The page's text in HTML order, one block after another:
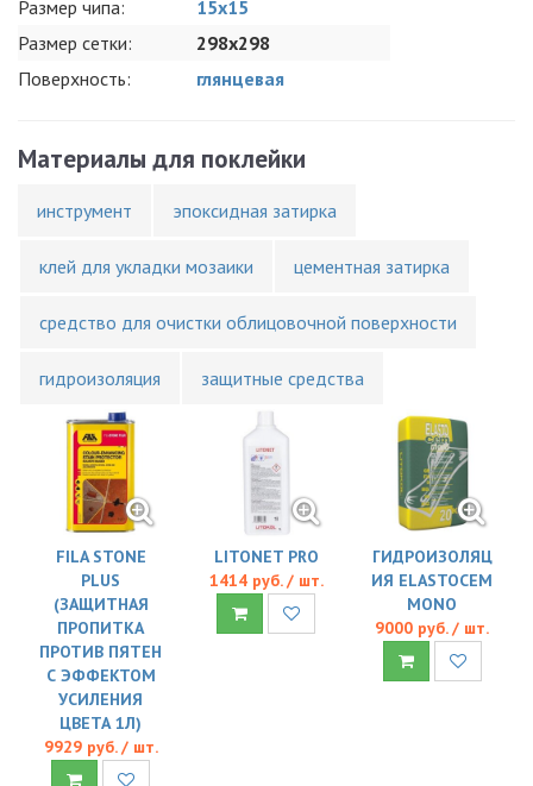
Размер чипа:
15x15
Размер сетки:
298x298
Поверхность:
глянцевая
Материалы для поклейки
инструмент эпоксидная затирка
клей для укладки мозаики цементная затирка
средство для очистки облицовочной поверхности
гидроизоляция защитные средства
FILA STONE
PLUS
(ЗАЩИТНАЯ
ПРОПИТКА
ПРОТИВ ПЯТЕН
С ЭФФЕКТОМ
УСИЛЕНИЯ
ЦВЕТА 1Л)
9929 руб. / шт.
LITONET PRO
1414 руб. / шт.
ГИДРОИЗОЛЯЦ
ИЯ ELASTOCEM
MONO
9000 руб. / шт.